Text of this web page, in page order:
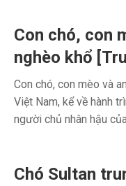
Con chó, con
nghèo khổ
Con chó, con mèo và
Việt Nam, kể về hành
người chủ nhân hậu
Chó Sultan